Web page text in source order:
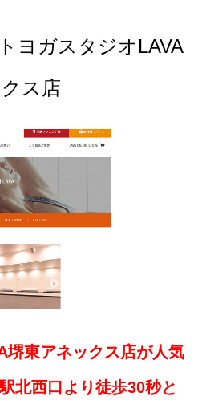
ヨガスタジオLAVA
ス店
堺東アネックス店が人気
北西口より徒歩30秒と